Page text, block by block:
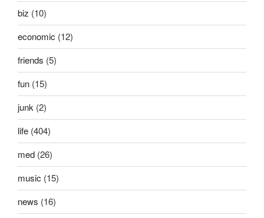
biz (10)
economic (12)
friends (5)
fun (15)
junk (2)
life (404)
med (26)
music (15)
news (16)